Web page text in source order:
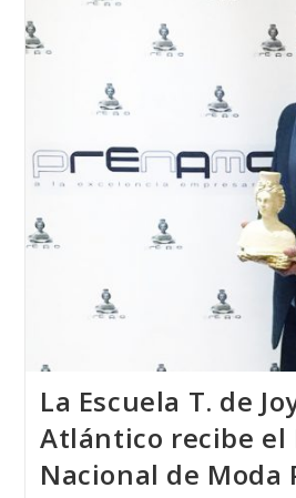
Realizada
Por
Una
T.
De
Joyería
Atlántico
La Escuela T. de
Atlántico recibe el
Nacional de Moda